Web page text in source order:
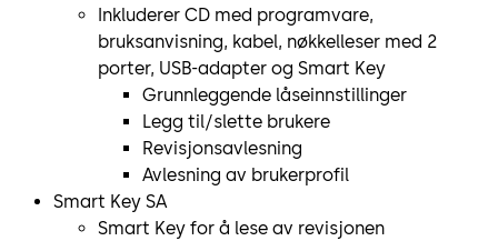
Inkluderer CD med programvare,
bruksanvisning, kabel, nøkkelleser med 2
porter, USB-adapter og Smart Key
Grunnleggende låseinnstillinger
Legg til/slette brukere
Revisjonsavlesning
Avlesning av brukerprofil
Smart Key SA
Smart Key for å lese av revisjonen